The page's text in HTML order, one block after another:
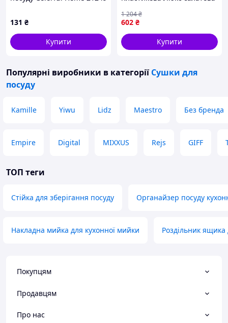
131 ₴
Купити
швидке сушіння посуду
602 ₴
1 204₴
Купити
Популярні виробники в категорії Сушки для
посуду
Kamille Yiwu Lidz Maestro Без бренда
Empire Digital MIXXUS Rejs GIFF
ТОП теги
Стійка для зберігання посуду Органайзер посуду
Накладна мийка для кухонної мийки Роздільник ящика
Покупцям
Продавцям
Про нас